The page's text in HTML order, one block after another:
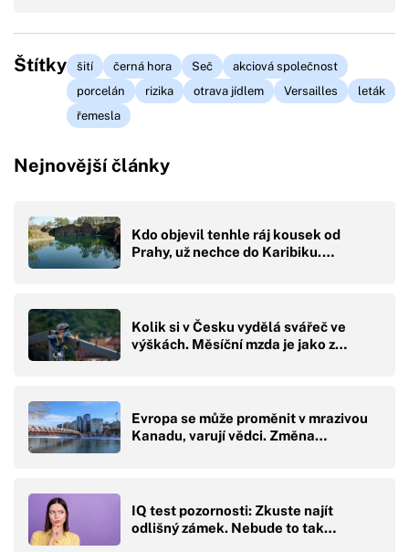
Štítky šití černá hora Seč
akciová společnost
porcelán
rizika otrava jídlem Versailles
leták
řemesla
Nejnovější články
Kdo objevil tenhle ráj kousek od
Prahy, už nechce do Karibiku.…
Kolik si v Česku vydělá svářeč ve
výškách. Měsíční mzda je jako z…
Evropa se může proměnit v mrazivou
Kanadu, varují vědci. Změna…
IQ test pozornosti: Zkuste najít
odlišný zámek. Nebude to tak…